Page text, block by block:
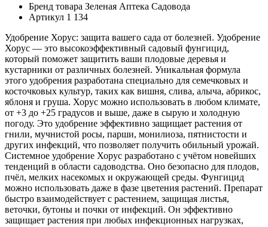
Бренд товара Зеленая Аптека Садовода
Артикул 1 134
Удобрение Хорус: защита вашего сада от болезней. Удобрение
Хорус — это высокоэффективный садовый фунгицид,
который поможет защитить ваши плодовые деревья и
кустарники от различных болезней. Уникальная формула
этого удобрения разработана специально для семечковых и
косточковых культур, таких как вишня, слива, алыча, абрикос,
яблоня и груша. Хорус можно использовать в любом климате,
от +3 до +25 градусов и выше, даже в сырую и холодную
погоду. Это удобрение эффективно защищает растения от
гнили, мучнистой росы, парши, монилиоза, пятнистости и
других инфекций, что позволяет получить обильный урожай.
Системное удобрение Хорус разработано с учётом новейших
тенденций в области садоводства. Оно безопасно для плодов,
пчёл, мелких насекомых и окружающей среды. Фунгицид
можно использовать даже в фазе цветения растений. Препарат
быстро взаимодействует с растением, защищая листья,
веточки, бутоны и почки от инфекций. Он эффективно
защищает растения при любых инфекционных нагрузках,